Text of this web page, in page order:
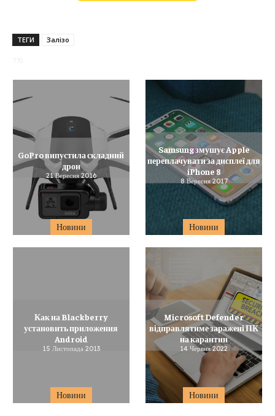
ТЕГИ Залізо
Новини
GoPro випустила складний
дрон
21 Вересня 2016
Новини
Samsung змушує Apple
переплачувати за дисплеї для
iPhone 8
8 Вересня 2017
Новини
Как на Blackberry
установить приложения
Android
15 Листопада 2013
Новини
Microsoft Defender
відправлятиме заражені ПК
на карантин
14 Червня 2022